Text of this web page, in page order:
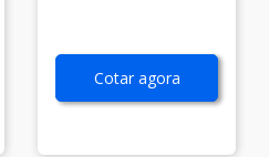
Cotar agora